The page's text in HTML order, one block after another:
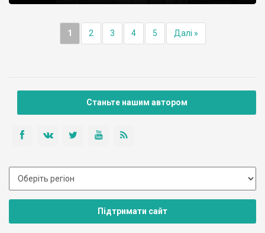
1 2 3 4 5 Далі »
Станьте нашим автором
Підтримати сайт